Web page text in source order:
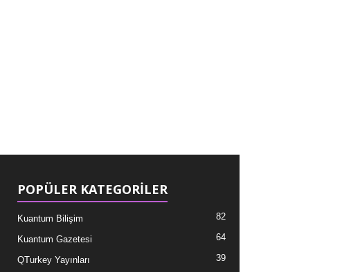
POPÜLER KATEGORİLER
Kuantum Bilişim 82
Kuantum Gazetesi 64
QTurkey Yayınları 39